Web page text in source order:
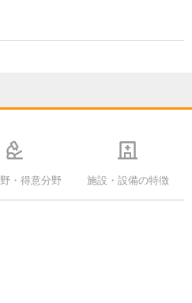
・得意分野 施設・設備の特徴